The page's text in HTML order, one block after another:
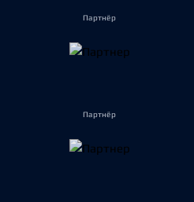
Партнёр
Партнёр